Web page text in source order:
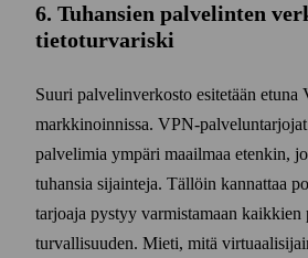
6. Tuhansien palvelinten
tieto­turva­riski
Suuri palvelinverkosto esitetään etuna
markkinoinnissa. VPN-
palvelimia ympäri maailmaa etenkin,
tuhansia sijainteja. Tällöin kannattaa
tarjoaja pystyy varmistamaan kaikkien
turvallisuuden. Mieti, mitä